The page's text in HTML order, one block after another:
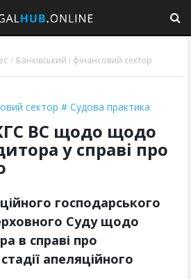
/ Банківський і фінансовий сектор
сектор
Судова практика
ВС щодо щодо
у справі про
господарського
Суду щодо
в справі про
апеляційного